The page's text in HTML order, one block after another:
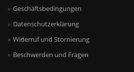
Geschäftsbedingungen
Datenschutzerklärung
Widerruf und Stornierung
Beschwerden und Fragen